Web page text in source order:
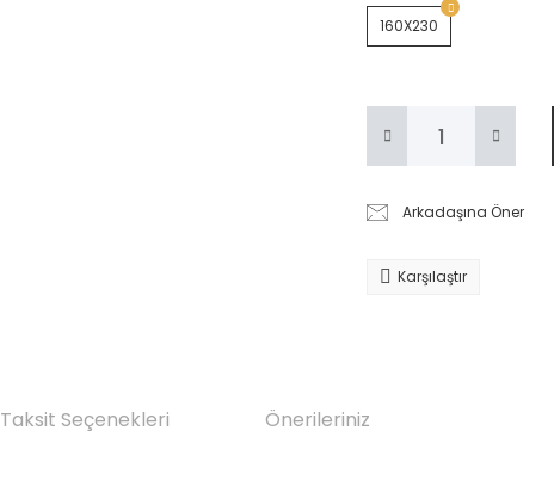
160X230
Arkadaşına Öner
Karşılaştır
Taksit Seçenekleri Önerileriniz